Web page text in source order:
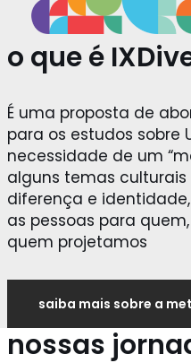
o que é
É uma proposta de
para os estudos sobre
necessidade de um
alguns temas culturais
diferença e
as pessoas para
quem projetamos
saiba mais sobre a
nossas